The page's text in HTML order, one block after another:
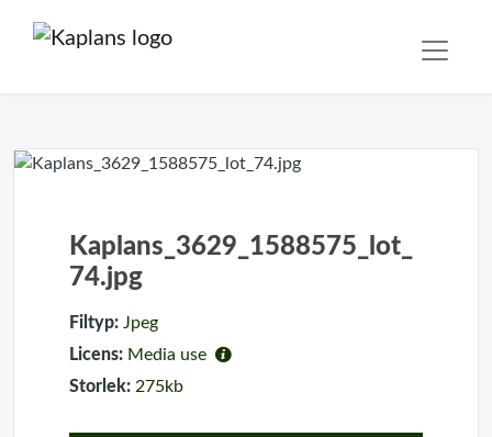
Kaplans_3629_1588575_lot_
74.jpg
Filtyp: Jpeg
Licens: Media use
Storlek: 275kb